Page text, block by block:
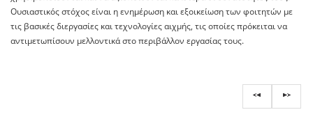
Ουσιαστικός στόχος είναι η ενημέρωση και εξοικείωση των φοιτητών με
τις βασικές διεργασίες και τεχνολογίες αιχμής, τις οποίες πρόκειται να
αντιμετωπίσουν μελλοντικά στο περιβάλλον εργασίας τους.